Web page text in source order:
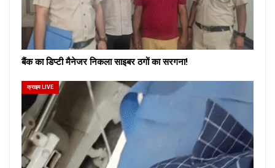
बैंक का डिप्टी मैनेजर निकला साइबर ठगों का सरगना!
क्राइम LIVE